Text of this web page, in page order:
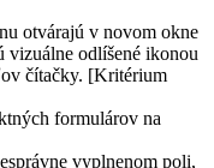
otvárajú v novom okne
vizuálne odlíšené ikonou
čítačky. [Kritérium
formulárov na
vyplnenom poli,